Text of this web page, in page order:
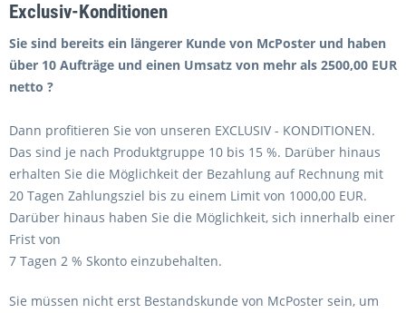
Exclusiv-Konditionen
Sie sind bereits ein längerer Kunde von McPoster und haben
über 10 Aufträge und einen Umsatz von mehr als 2500,00 EUR
netto ?
Dann profitieren Sie von unseren EXCLUSIV - KONDITIONEN.
Das sind je nach Produktgruppe 10 bis 15 %. Darüber hinaus
erhalten Sie die Möglichkeit der Bezahlung auf Rechnung mit
20 Tagen Zahlungsziel bis zu einem Limit von 1000,00 EUR.
Darüber hinaus haben Sie die Möglichkeit, sich innerhalb einer
Frist von
7 Tagen 2 % Skonto einzubehalten.
Sie müssen nicht erst Bestandskunde von McPoster sein, um